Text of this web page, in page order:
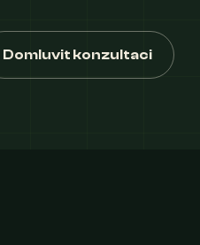
Domluvit konzultaci